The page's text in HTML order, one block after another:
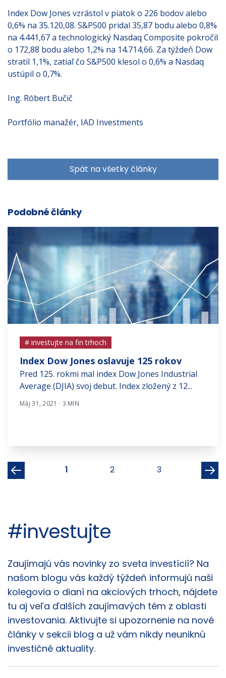
Index Dow Jones vzrástol v piatok o 226 bodov alebo
0,6% na 35.120,08. S&P500 pridal 35,87 bodu alebo 0,8%
na 4.441,67 a technologický Nasdaq Composite pokročil
o 172,88 bodu alebo 1,2% na 14.714,66. Za týždeň Dow
stratil 1,1%, zatiaľ čo S&P500 klesol o 0,6% a Nasdaq
ustúpil o 0,7%.
Ing. Róbert Bučič
Portfólio manažér, IAD Investments
Spät na všetky články
Podobné články
# investujte na fin trhoch
Index Dow Jones oslavuje 125 rokov
Pred 125. rokmi mal index Dow Jones Industrial
Average (DJIA) svoj debut. Index zložený z 12...
Máj 31, 2021 · 3 MIN
1 2 3
#investujte
Články
Zaujímajú vás novinky zo sveta investícií? Na
našom blogu vás každý týždeň informujú naši
kolegovia o dianí na akciových trhoch, nájdete
tu aj veľa ďalších zaujímavých tém z oblasti
investovania. Aktivujte si upozornenie na nové
články v sekcii blog a už vám nikdy neuniknú
investičné aktuality.